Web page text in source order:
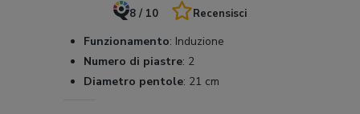
8 / 10 Recensisci
Funzionamento: Induzione
Numero di piastre: 2
Diametro pentole: 21 cm